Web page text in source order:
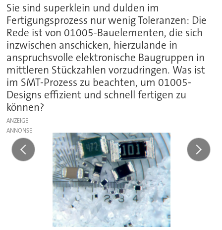
Sie sind superklein und dulden im
Fertigungsprozess nur wenig Toleranzen: Die
Rede ist von 01005-Bauelementen, die sich
inzwischen anschicken, hierzulande in
anspruchsvolle elektronische Baugruppen in
mittleren Stückzahlen vorzudringen. Was ist
im SMT-Prozess zu beachten, um 01005-
Designs effizient und schnell fertigen zu
können?
ANZEIGE